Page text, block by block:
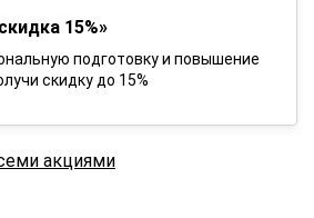
15%»
подготовку и повышение
скидку до 15%
акциями